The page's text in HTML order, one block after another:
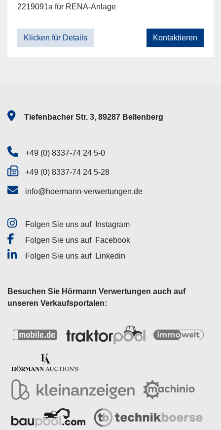
2219091a für RENA-Anlage
Klicken für Details Kontaktieren
Tiefenbacher Str. 3, 89287 Bellenberg
+49 (0) 8337-74 24 5-0
+49 (0) 8337-74 24 5-28
info@hoermann-verwertungen.de
Folgen Sie uns auf
Instagram
Folgen Sie uns auf Facebook
Folgen Sie uns auf
Linkedin
Besuchen Sie Hörmann Verwertungen auch auf
unseren Verkaufsportalen: